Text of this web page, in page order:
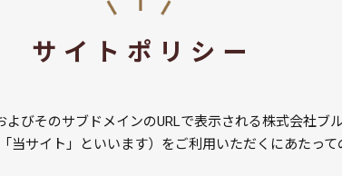
サイトポリシー
よびそのサブドメインのURLで表示される株式会社ブ
当サイト」といいます）をご利用いただくにあたっ